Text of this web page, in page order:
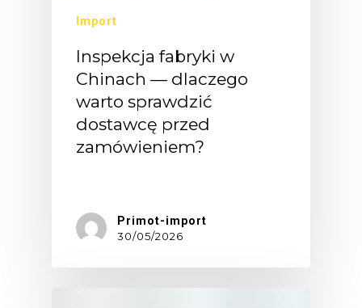
Import
Inspekcja fabryki w
Chinach — dlaczego
warto sprawdzić
dostawcę przed
zamówieniem?
Primot-import
30/05/2026